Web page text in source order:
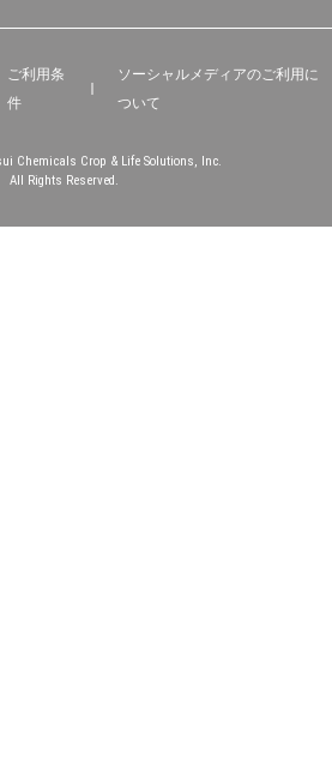
ご利用条
件
ソーシャルメディアのご利用に
ついて
Chemicals Crop & Life Solutions, Inc.
All Rights Reserved.